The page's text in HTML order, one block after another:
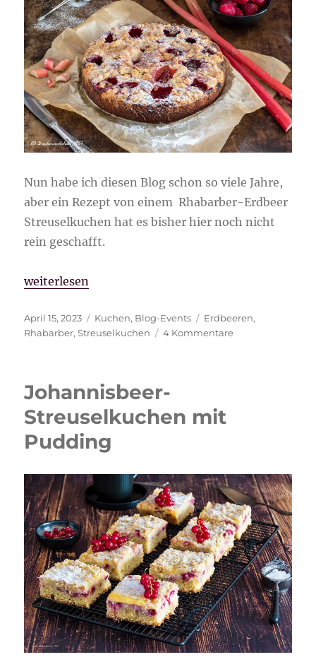
Nun habe ich diesen Blog schon so viele Jahre,
aber ein Rezept von einem Rhabarber-Erdbeer
Streuselkuchen hat es bisher hier noch nicht
rein geschafft.
„Rhabarber-Erdbeer Streuselkuchen“
weiterlesen
Veröffentlicht
am
April 15, 2023 Kategorien
Kuchen, Blog-Events Schlagwörter
Erdbeeren,
Rhabarber,Streuselkuchen 4 Kommentarezu
Johannisbeer-
Streuselkuchen mit
Pudding